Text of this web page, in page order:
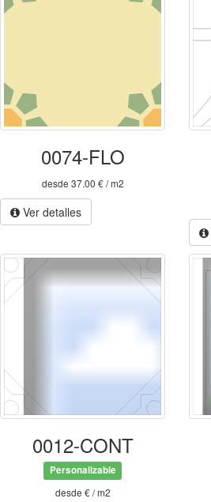
0074-FLO
desde 37.00 € / m2
Ver detalles
0012-CONT
Personalizable
desde € / m2